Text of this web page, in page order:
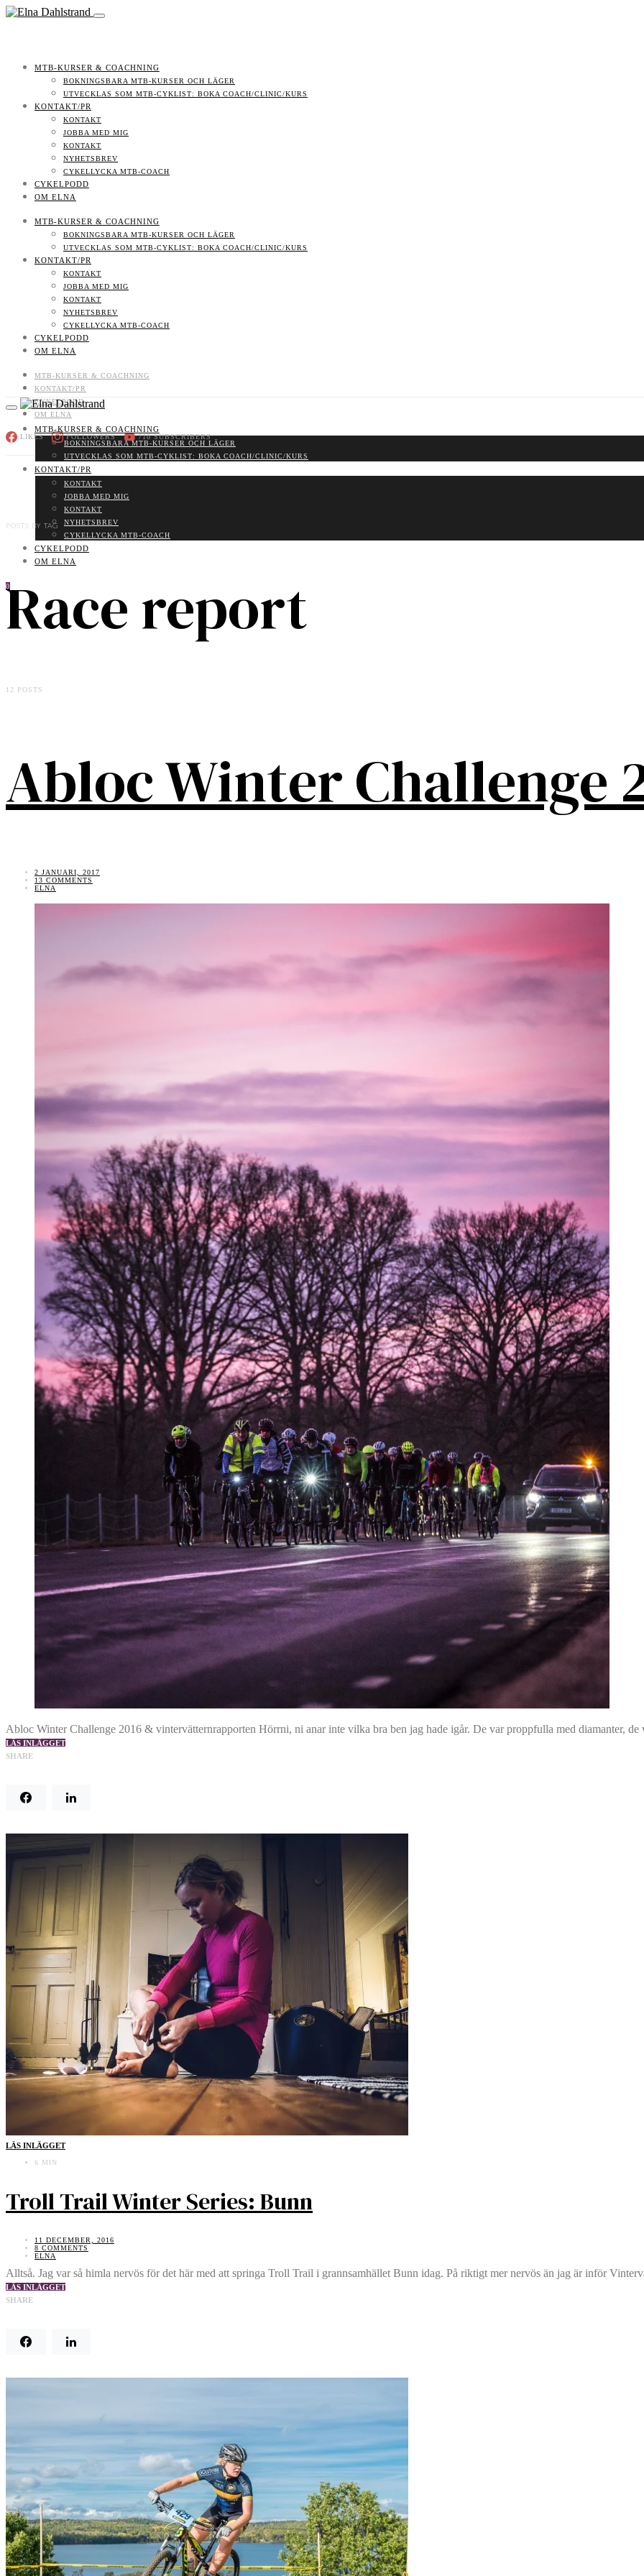
MTB-KURSER & COACHNING
BOKNINGSBARA MTB-KURSER OCH LÄGER
UTVECKLAS SOM MTB-CYKLIST: BOKA COACH/CLINIC/KURS
KONTAKT/PR
KONTAKT
JOBBA MED MIG
KONTAKT
NYHETSBREV
CYKELLYCKA MTB-COACH
CYKELPODD
OM ELNA
MTB-KURSER & COACHNING
BOKNINGSBARA MTB-KURSER OCH LÄGER
UTVECKLAS SOM MTB-CYKLIST: BOKA COACH/CLINIC/KURS
KONTAKT/PR
KONTAKT
JOBBA MED MIG
KONTAKT
NYHETSBREV
CYKELLYCKA MTB-COACH
CYKELPODD
OM ELNA
MTB-KURSER & COACHNING
KONTAKT/PR
CYKELPODD
OM ELNA
LIKES FOLLOWERS 710 SUBSCRIBERS
MTB-KURSER & COACHNING
BOKNINGSBARA MTB-KURSER OCH LÄGER
UTVECKLAS SOM MTB-CYKLIST: BOKA COACH/CLINIC/KURS
KONTAKT/PR
KONTAKT
JOBBA MED MIG
KONTAKT
NYHETSBREV
CYKELLYCKA MTB-COACH
CYKELPODD
OM ELNA
0
POSTS BY TAG
Race report
12 POSTS
Abloc Winter Challenge
2 JANUARI, 2017
13 COMMENTS
ELNA
Abloc Winter Challenge 2016 & vintervätternrapporten Hörrni, ni anar inte vilka bra ben jag hade igår. De var proppfulla med diamanter,
LÄS INLÄGGET
SHARE
LÄS INLÄGGET
6 MIN
Troll Trail Winter Series: Bunn
11 DECEMBER, 2016
8 COMMENTS
ELNA
Alltså. Jag var så himla nervös för det här med att springa Troll Trail i grannsamhället Bunn idag. På riktigt mer nervös än jag är inför
LÄS INLÄGGET
SHARE